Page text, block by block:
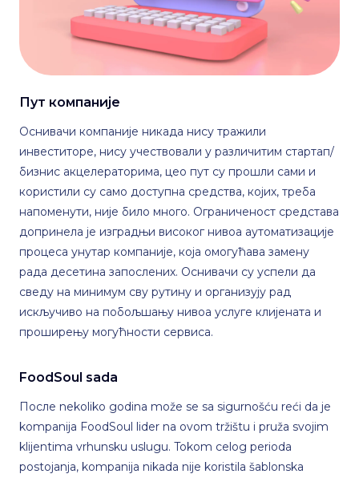
Пут компаније
Оснивачи компаније никада нису тражили
инвеститоре, нису учествовали у различитим стартап/
бизнис акцелераторима, цео пут су прошли сами и
користили су само доступна средства, којих, треба
напоменути, није било много. Ограниченост средстава
допринела је изградњи високог нивоа аутоматизације
процеса унутар компаније, која омогућава замену
рада десетина запослених. Оснивачи су успели да
сведу на минимум сву рутину и организују рад
искључиво на побољшању нивоа услуге клијената и
проширењу могућности сервиса.
FoodSoul sada
После nekoliko godina može se sa sigurnošću reći da je
kompanija FoodSoul lider na ovom tržištu i pruža svojim
klijentima vrhunsku uslugu. Tokom celog perioda
postojanja, kompanija nikada nije koristila šablonska